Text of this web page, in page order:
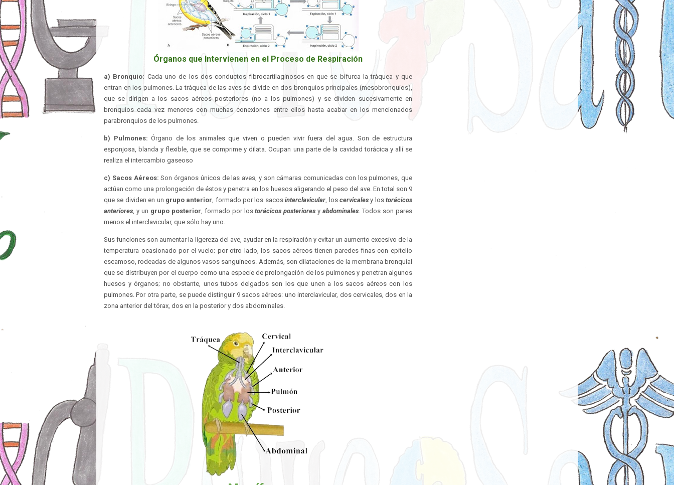
Órganos que Intervienen en el Proceso de Respiración
a) Bronquio: Cada uno de los dos conductos fibrocartilaginosos en que se bifurca la tráquea y que
entran en los pulmones. La tráquea de las aves se divide en dos bronquios principales (mesobronquios),
que se dirigen a los sacos aéreos posteriores (no a los pulmones) y se dividen sucesivamente en
bronquios cada vez menores con muchas conexiones entre ellos hasta acabar en los mencionados
parabronquios de los pulmones.
b) Pulmones:Órgano de los animales que viven o pueden vivir fuera del agua. Son de estructura
esponjosa, blanda y flexible, que se comprime y dilata. Ocupan una parte de la cavidad torácica y allí se
realiza el intercambio gaseoso
c) Sacos Aéreos:Son órganos únicos de las aves, y son cámaras comunicadas con los pulmones, que
actúan como una prolongación de éstos y penetra en los huesos aligerando el peso del ave. En total son 9
que se dividen en un grupo anterior , formado por los sacosinterclavicular , los cervicalesy los torácicos
anteriores , y un grupo posterior , formado por lostorácicos posteriores yabdominales . Todos son pares
menos el interclavicular, que sólo hay uno.
Sus funciones son aumentar la ligereza del ave, ayudar en la respiración y evitar un aumento excesivo de la
temperatura ocasionado por el vuelo; por otro lado, los sacos aéreos tienen paredes finas con epitelio
escamoso, rodeadas de algunos vasos sanguíneos. Además, son dilataciones de la membrana bronquial
que se distribuyen por el cuerpo como una especie de prolongación de los pulmones y penetran algunos
huesos y órganos; no obstante, unos tubos delgados son los que unen a los sacos aéreos con los
pulmones. Por otra parte, se puede distinguir 9 sacos aéreos: uno interclavicular, dos cervicales, dos en la
zona anterior del tórax, dos en la posterior y dos abdominales.